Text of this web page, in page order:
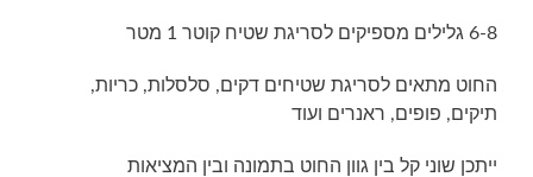
6-8 גלילים מספיקים לסריגת שטיח קוטר 1 מטר
החוט מתאים לסריגת שטיחים דקים, סלסלות, כריות,
תיקים, פופים, ראנרים ועוד
ייתכן שוני קל בין גוון החוט בתמונה ובין המציאות